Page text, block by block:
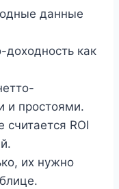
данные
доходность как
и простоями.
ROI
их нужно